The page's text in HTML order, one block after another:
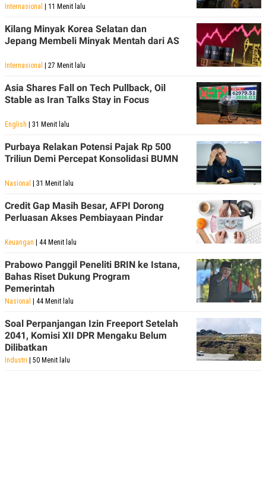
Internasional | 11 Menit lalu
Kilang Minyak Korea Selatan dan
Jepang Membeli Minyak Mentah dari AS
Internasional | 27 Menit lalu
Asia Shares Fall on Tech Pullback, Oil
Stable as Iran Talks Stay in Focus
English | 31 Menit lalu
Purbaya Relakan Potensi Pajak Rp 500
Triliun Demi Percepat Konsolidasi BUMN
Nasional | 31 Menit lalu
Credit Gap Masih Besar, AFPI Dorong
Perluasan Akses Pembiayaan Pindar
Keuangan | 44 Menit lalu
Prabowo Panggil Peneliti BRIN ke Istana,
Bahas Riset Dukung Program
Pemerintah
Nasional | 44 Menit lalu
Soal Perpanjangan Izin Freeport Setelah
2041, Komisi XII DPR Mengaku Belum
Dilibatkan
Industri | 50 Menit lalu